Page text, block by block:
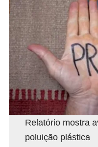
Relatório mostra
poluição plástica